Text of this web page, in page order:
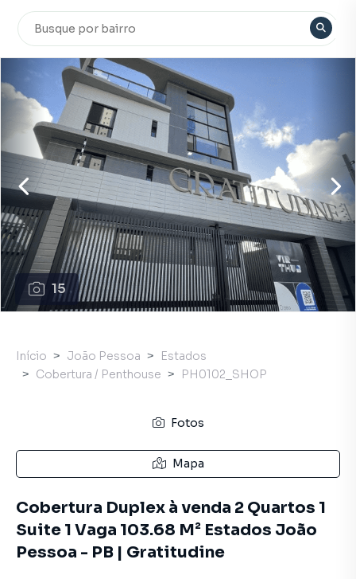
15
Início João Pessoa
Estados
Cobertura / Penthouse
PH0102_SHOP
Fotos
Mapa
Cobertura Duplex à venda 2 Quartos 1
Suite 1 Vaga 103.68 M² Estados João
Pessoa - PB | Gratitudine